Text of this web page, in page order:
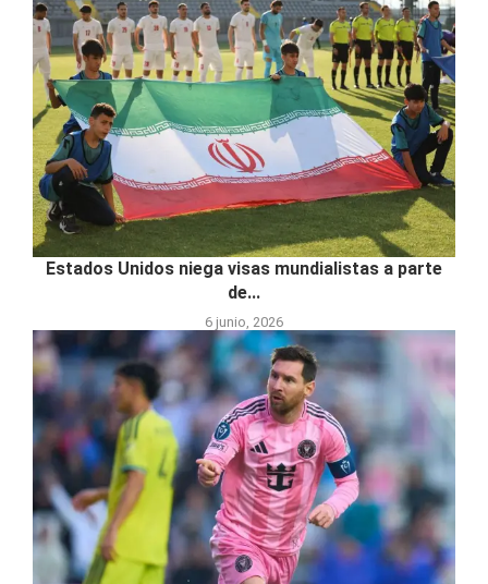
Estados Unidos niega visas mundialistas a parte
de...
6 junio, 2026